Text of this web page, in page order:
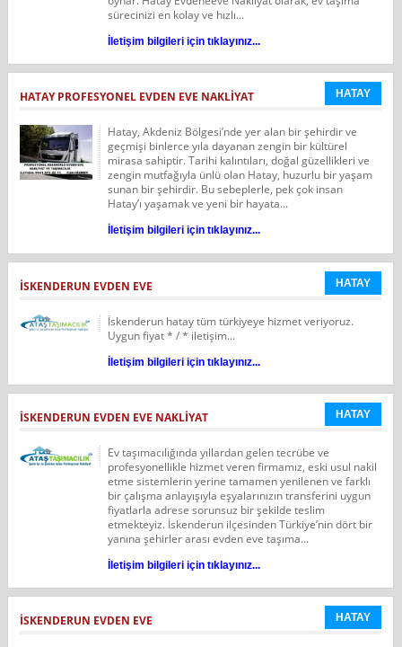
sürecinizi en kolay ve hızlı...
İletişim bilgileri için tıklayınız...
HATAY PROFESYONEL EVDEN EVE NAKLİYAT HATAY
Hatay, Akdeniz Bölgesi’nde yer alan bir şehirdir ve
geçmişi binlerce yıla dayanan zengin bir kültürel
mirasa sahiptir. Tarihi kalıntıları, doğal güzellikleri ve
zengin mutfağıyla ünlü olan Hatay, huzurlu bir yaşam
sunan bir şehirdir. Bu sebeplerle, pek çok insan
Hatay’ı yaşamak ve yeni bir hayata...
İletişim bilgileri için tıklayınız...
İSKENDERUN EVDEN EVE HATAY
İskenderun hatay tüm türkiyeye hizmet veriyoruz.
Uygun fiyat * / * iletişim...
İletişim bilgileri için tıklayınız...
İSKENDERUN EVDEN EVE NAKLIYAT HATAY
Ev taşımacılığında yıllardan gelen tecrübe ve
profesyonellikle hizmet veren firmamız, eski usul nakil
etme sistemlerin yerine tamamen yenilenen ve farklı
bir çalışma anlayışıyla eşyalarınızın transferini uygun
fiyatlarla adrese sorunsuz bir şekilde teslim
etmekteyiz. İskenderun ilçesinden Türkiye’nin dört bir
yanına şehirler arası evden eve taşıma...
İletişim bilgileri için tıklayınız...
İSKENDERUN EVDEN EVE HATAY